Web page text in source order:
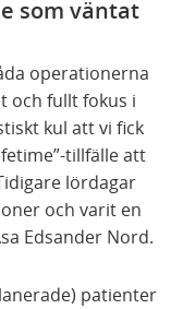
som väntat
operationerna
och fullt fokus i
kul att vi fick
tillfälle att
lördagar
och varit en
Edsander Nord.
patienter